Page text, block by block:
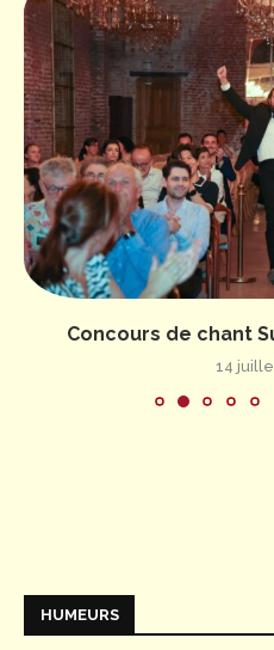
Concours de chant
14
HUMEURS